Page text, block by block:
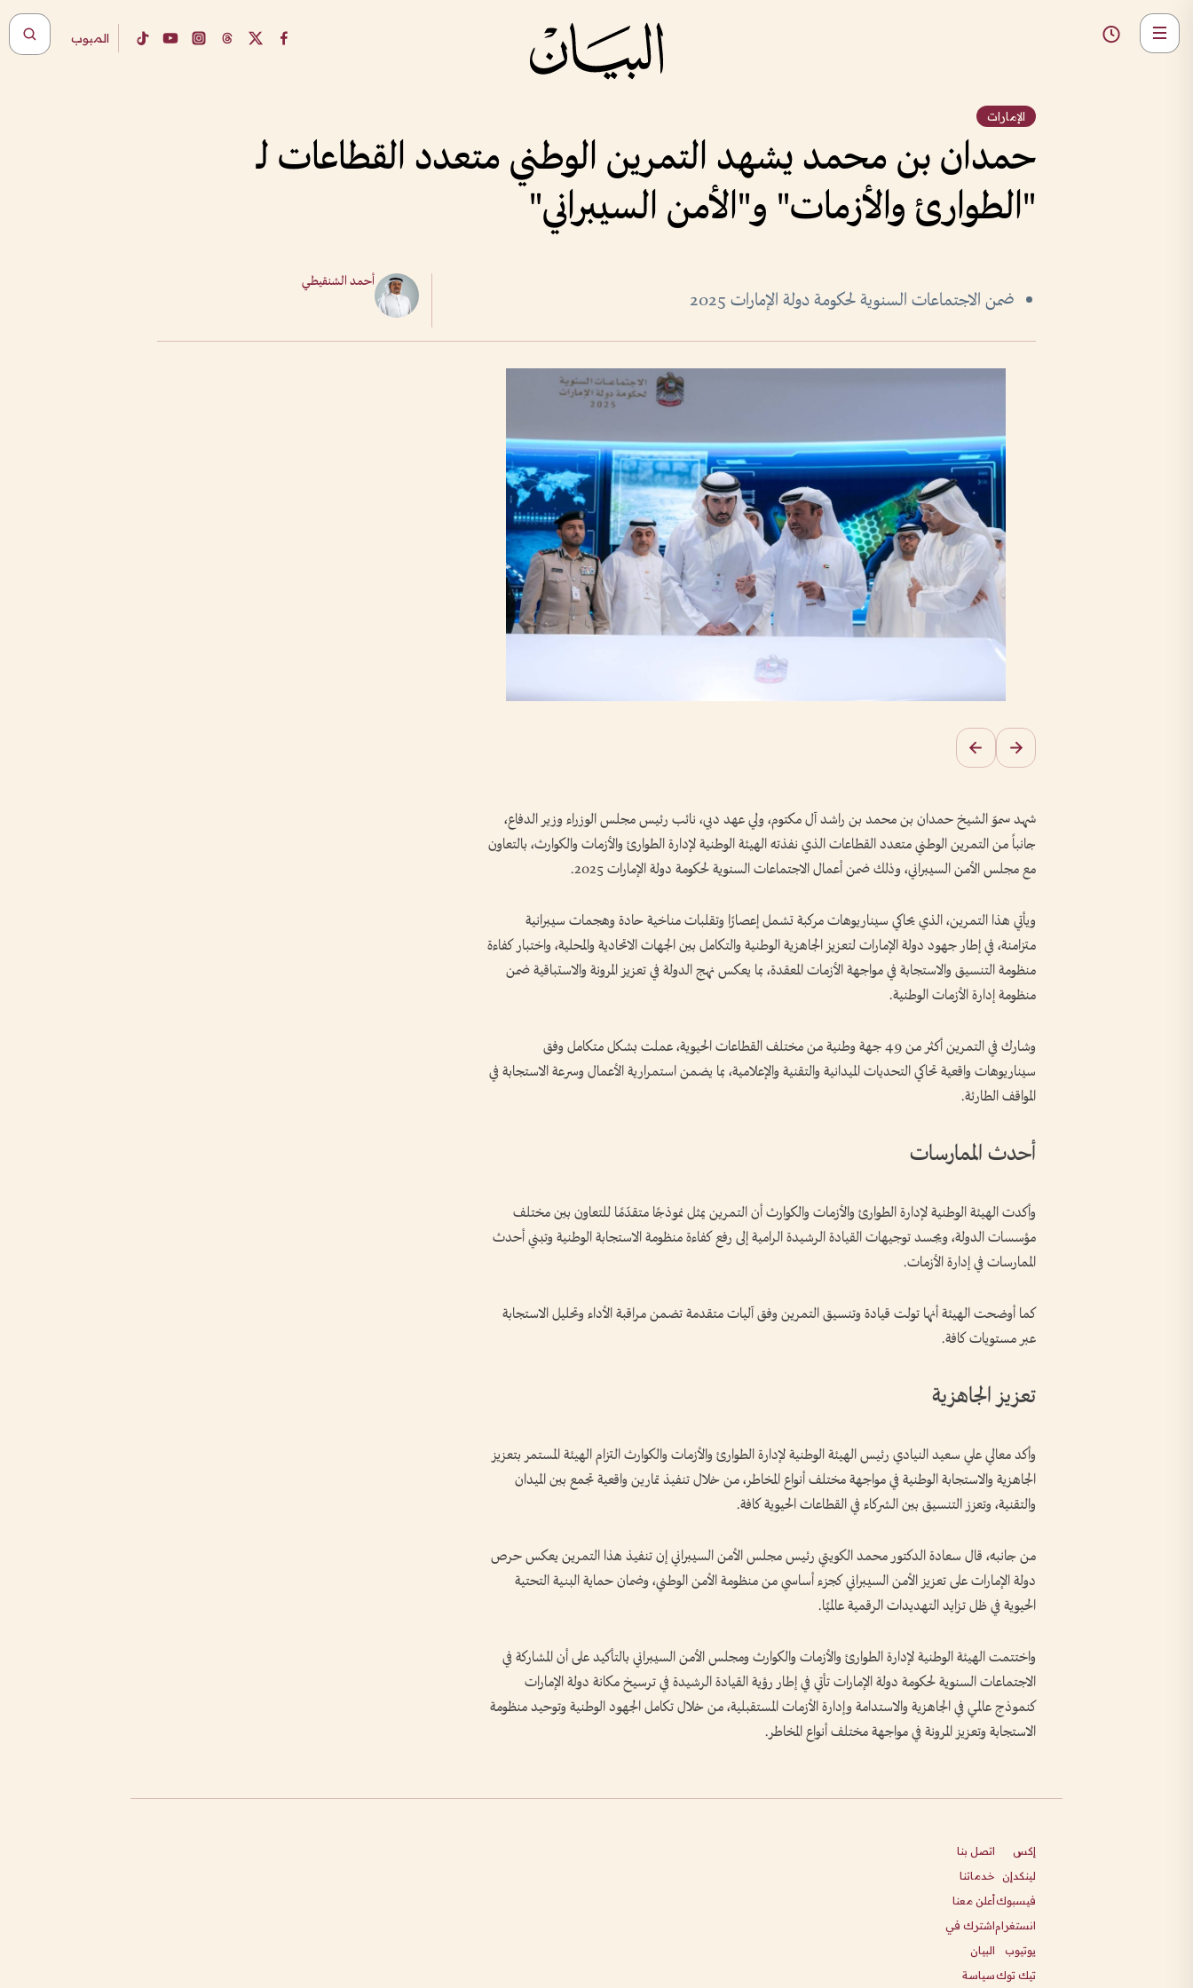
المبوب
الإمارات
حمدان بن محمد يشهد التمرين الوطني متعدد القطاعات لـ
"الطوارئ والأزمات" و"الأمن السيبراني"
ضمن الاجتماعات السنوية لحكومة دولة الإمارات 2025
أحمد الشنقيطي
شهد سموّ الشيخ حمدان بن محمد بن راشد آل مكتوم، ولي عهد دبي، نائب رئيس مجلس الوزراء وزير الدفاع،
جانباً من التمرين الوطني متعدد القطاعات الذي نفذته الهيئة الوطنية لإدارة الطوارئ والأزمات والكوارث، بالتعاون
مع مجلس الأمن السيبراني، وذلك ضمن أعمال الاجتماعات السنوية لحكومة دولة الإمارات 2025.
ويأتي هذا التمرين، الذي يحاكي سيناريوهات مركبة تشمل إعصارًا وتقلبات مناخية حادة وهجمات سيبرانية
متزامنة، في إطار جهود دولة الإمارات لتعزيز الجاهزية الوطنية والتكامل بين الجهات الاتحادية والمحلية، واختبار كفاءة
منظومة التنسيق والاستجابة في مواجهة الأزمات المعقدة، بما يعكس نهج الدولة في تعزيز المرونة والاستباقية ضمن
منظومة إدارة الأزمات الوطنية.
وشارك في التمرين أكثر من 49 جهة وطنية من مختلف القطاعات الحيوية، عملت بشكل متكامل وفق
سيناريوهات واقعية تحاكي التحديات الميدانية والتقنية والإعلامية، بما يضمن استمرارية الأعمال وسرعة الاستجابة في
المواقف الطارئة.
أحدث الممارسات
وأكدت الهيئة الوطنية لإدارة الطوارئ والأزمات والكوارث أن التمرين يمثل نموذجًا متقدّمًا للتعاون بين مختلف
مؤسسات الدولة، ويجسد توجيهات القيادة الرشيدة الرامية إلى رفع كفاءة منظومة الاستجابة الوطنية وتبني أحدث
الممارسات في إدارة الأزمات.
كما أوضحت الهيئة أنها تولت قيادة وتنسيق التمرين وفق آليات متقدمة تضمن مراقبة الأداء وتحليل الاستجابة
عبر مستويات كافة.
تعزيز الجاهزية
وأكد معالي علي سعيد النيادي رئيس الهيئة الوطنية لإدارة الطوارئ والأزمات والكوارث التزام الهيئة المستمر بتعزيز
الجاهزية والاستجابة الوطنية في مواجهة مختلف أنواع المخاطر، من خلال تنفيذ تمارين واقعية تجمع بين الميدان
والتقنية، وتعزز التنسيق بين الشركاء في القطاعات الحيوية كافة.
من جانبه، قال سعادة الدكتور محمد الكويتي رئيس مجلس الأمن السيبراني إن تنفيذ هذا التمرين يعكس حرص
دولة الإمارات على تعزيز الأمن السيبراني كجزء أساسي من منظومة الأمن الوطني، وضمان حماية البنية التحتية
الحيوية في ظل تزايد التهديدات الرقمية عالميًا.
واختتمت الهيئة الوطنية لإدارة الطوارئ والأزمات والكوارث ومجلس الأمن السيبراني بالتأكيد على أن المشاركة في
الاجتماعات السنوية لحكومة دولة الإمارات تأتي في إطار رؤية القيادة الرشيدة في ترسيخ مكانة دولة الإمارات
كنموذج عالمي في الجاهزية والاستدامة وإدارة الأزمات المستقبلية، من خلال تكامل الجهود الوطنية وتوحيد منظومة
الاستجابة وتعزيز المرونة في مواجهة مختلف أنواع المخاطر.
إكس
لينكدإن
فيسبوك
انستغرام
يوتيوب
تيك توك
اتصل بنا
خدماتنا
أعلن معنا
اشترك في
البيان
سياسة